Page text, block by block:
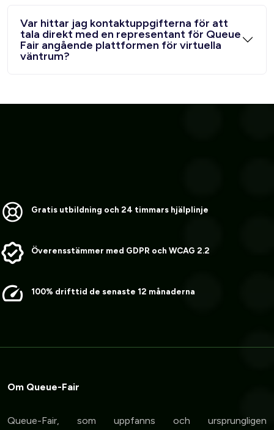
Var hittar jag kontaktuppgifterna för att
tala direkt med en representant för Queue
Fair angående plattformen för virtuella
väntrum?
Gratis utbildning och 24 timmars hjälplinje
Överensstämmer med GDPR och WCAG 2.2
100% drifttid de senaste 12 månaderna
Om Queue-Fair
Queue-Fair, som uppfanns och ursprungligen